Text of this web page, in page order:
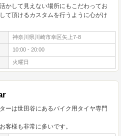
かして見えない場所にもこだわってお
て頂けるカスタムを行うように心がけ
神奈川県川崎市幸区矢上7-8
10:00 - 20:00
火曜日
ーは世田谷にあるバイク用タイヤ専門
客様も非常に多いです。